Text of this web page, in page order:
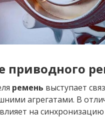
приводного
ремень выступает
агрегатами. В
на